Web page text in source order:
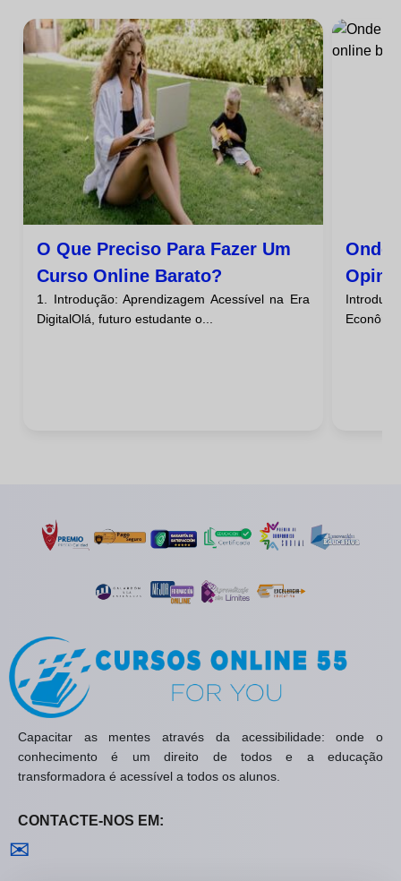
O Que Preciso Para Fazer Um
Curso Online Barato?
1. Introdução: Aprendizagem Acessível na Era
DigitalOlá, futuro estudante o...
Onde
Capacitar as mentes através da acessibilidade: onde o
conhecimento é um direito de todos e a educação
transformadora é acessível a todos os alunos.
CONTACTE-NOS EM:
✉